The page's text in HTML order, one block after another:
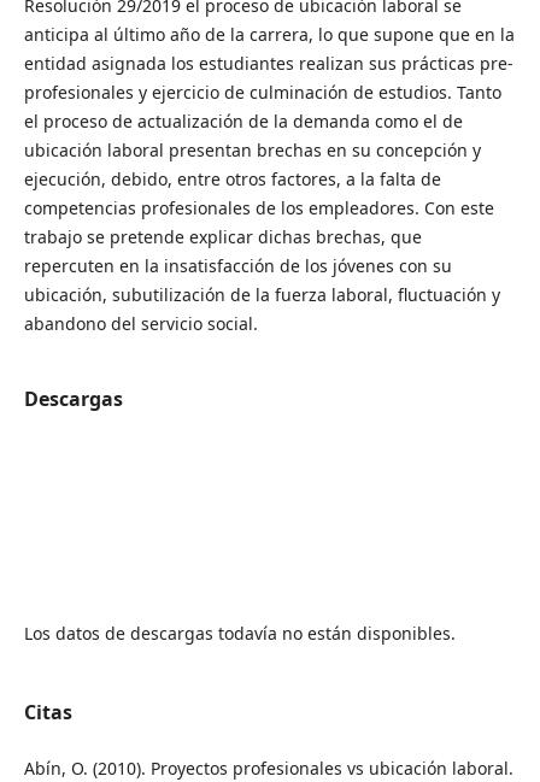
Resolución 29/2019 el proceso de ubicación laboral se
anticipa al último año de la carrera, lo que supone que en la
entidad asignada los estudiantes realizan sus prácticas pre-
profesionales y ejercicio de culminación de estudios. Tanto
el proceso de actualización de la demanda como el de
ubicación laboral presentan brechas en su concepción y
ejecución, debido, entre otros factores, a la falta de
competencias profesionales de los empleadores. Con este
trabajo se pretende explicar dichas brechas, que
repercuten en la insatisfacción de los jóvenes con su
ubicación, subutilización de la fuerza laboral, fluctuación y
abandono del servicio social.
Descargas
Los datos de descargas todavía no están disponibles.
Citas
Abín, O. (2010). Proyectos profesionales vs ubicación laboral.